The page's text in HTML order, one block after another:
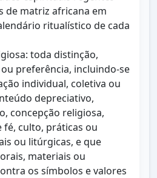
de matriz africana em
ritualístico de cada
toda distinção,
preferência, incluindo-se
individual, coletiva ou
depreciativo,
concepção religiosa,
culto, práticas ou
ou litúrgicas, e que
materiais ou
os símbolos e valores